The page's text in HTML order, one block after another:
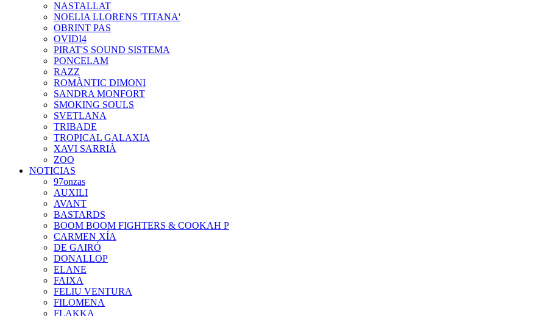
NASTALLAT
NOELIA LLORENS 'TITANA'
OBRINT PAS
OVIDI4
PIRAT'S SOUND SISTEMA
PONCELAM
RAZZ
ROMÀNTIC DIMONI
SANDRA MONFORT
SMOKING SOULS
SVETLANA
TRIBADE
TROPICAL GALAXIA
XAVI SARRIÀ
ZOO
NOTICIAS
97onzas
AUXILI
AVANT
BASTARDS
BOOM BOOM FIGHTERS & COOKAH P
CARMEN XÍA
DE GAIRÓ
DONALLOP
ELANE
FAIXA
FELIU VENTURA
FILOMENA
FLAKKA